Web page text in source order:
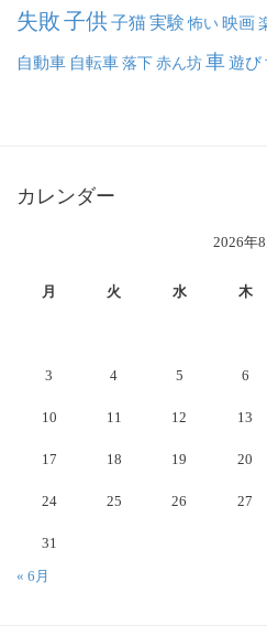
失敗子供子猫実験 怖い 映画
自動車 自転車落下赤ん坊車遊び
カレンダー
2026年8
月 火 水 木
3 4 5 6
10 11 12 13
17 18 19 20
24 25 26 27
31
« 6月